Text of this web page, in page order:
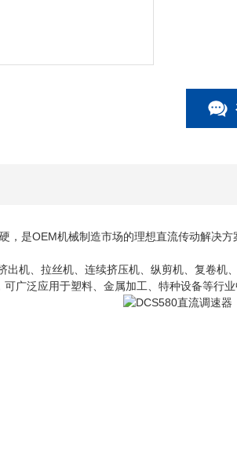
，是OEM机械制造市场的理想直流传动解决
机、拉丝机、连续挤压机、纵剪机、复卷机
广泛应用于塑料、金属加工、特种设备等行业